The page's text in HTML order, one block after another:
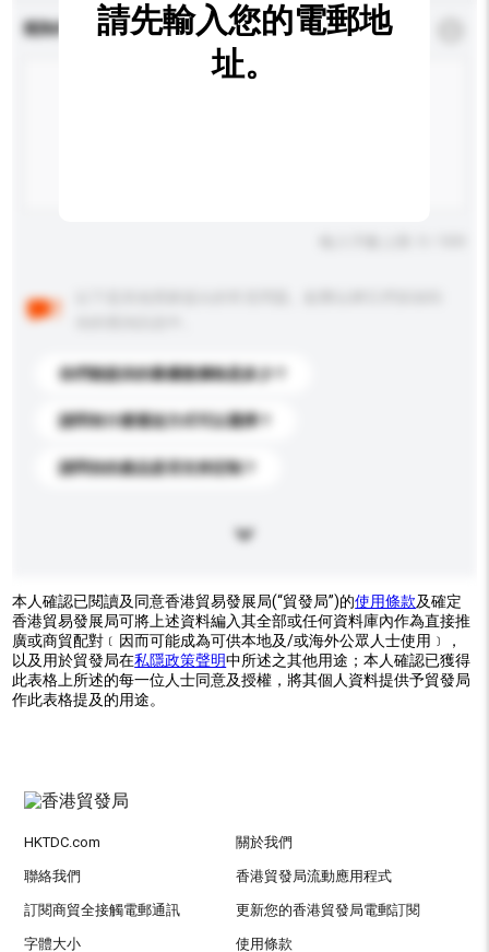
查詢內容 *必須填寫
你們能提供的最優惠價格是多少？
請問有什麼運送方式可以選擇？
請問你的產品是否支持定制？
請先輸入您的電郵地
址。
本人確認已閱讀及同意香港貿易發展局(“貿發局”)的使用條款及確定
香港貿易發展局可將上述資料編入其全部或任何資料庫內作為直接推
廣或商貿配對﹝因而可能成為可供本地及/或海外公眾人士使用﹞，
以及用於貿發局在私隱政策聲明中所述之其他用途；本人確認已獲得
此表格上所述的每一位人士同意及授權，將其個人資料提供予貿發局
作此表格提及的用途。
HKTDC.com 關於我們
聯絡我們 香港貿發局流動應用程式
訂閱商貿全接觸電郵通訊 更新您的香港貿發局電郵訂閱
字體大小 使用條款